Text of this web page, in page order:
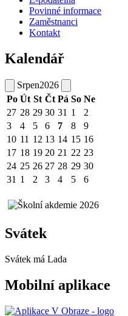
Povinné informace
Zaměstnanci
Kontakt
Kalendář
Srpen2026
Po Út St Čt Pá So Ne
27 28 29 30 31 1
2
3
4 5 6 7 8
9
10 11 12 13 14 15 16
17 18 19 20 21 22 23
24 25 26 27 28 29 30
31 1 2 3 4 5 6
Svátek
Svátek má Lada
Mobilní aplikace